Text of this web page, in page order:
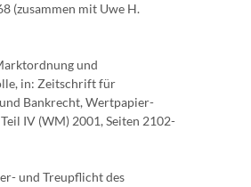
(zusammen mit Uwe H.
und
in: Zeitschrift für
Bankrecht, Wertpapier-
IV (WM) 2001, Seiten 2102-
und Treupflicht des